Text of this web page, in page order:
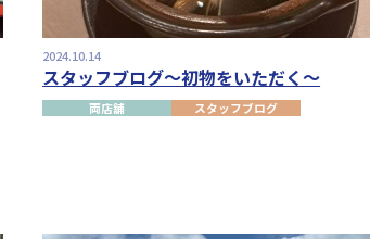
2024.10.14
スタッフブログ～初物をいただく～
両店舗 スタッフブログ